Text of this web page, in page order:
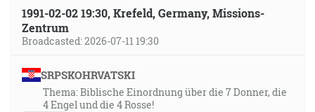
1991-02-02 19:30, Krefeld, Germany, Missions-
Zentrum
Broadcasted: 2026-07-11 19:30
SRPSKOHRVATSKI
Thema: Biblische Einordnung über die 7 Donner, die
4 Engel und die 4 Rosse!